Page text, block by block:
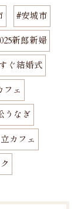
#安城市
新郎新婦
ぐ結婚式
フェ
うなぎ
カフェ